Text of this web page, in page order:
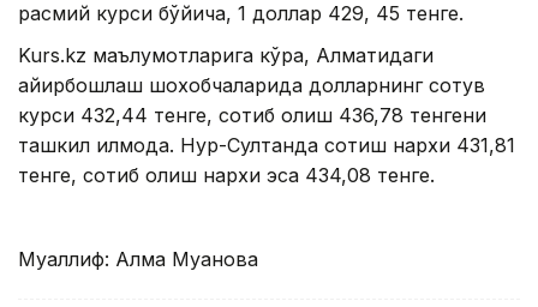
расмий курси бўйича, 1 доллар 429, 45 тенге.
Kurs.kz маълумотларига кўра, Алматидаги
айирбошлаш шохобчаларида долларнинг сотув
курси 432,44 тенге, сотиб олиш 436,78 тенгени
ташкил қилмоқда. Нур-Султанда сотиш нархи 431,81
тенге, сотиб олиш нархи эса 434,08 тенге.
Муаллиф: Алма Муқанова